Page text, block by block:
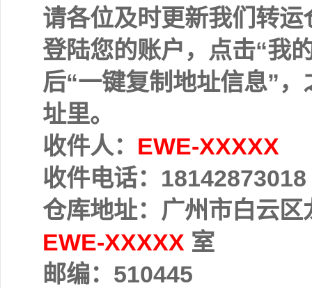
请各位及时更新我们转运
登陆您的账户，点击“我
后“一键复制地址信息”
址里。
收件人： EWE-XXXXX
收件电话：18142873018
仓库地址：广州市白云
EWE-XXXXX 室
邮编：510445